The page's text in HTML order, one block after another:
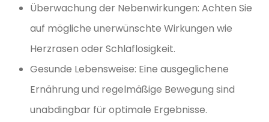
Überwachung der Nebenwirkungen: Achten Sie
auf mögliche unerwünschte Wirkungen wie
Herzrasen oder Schlaflosigkeit.
Gesunde Lebensweise: Eine ausgeglichene
Ernährung und regelmäßige Bewegung sind
unabdingbar für optimale Ergebnisse.